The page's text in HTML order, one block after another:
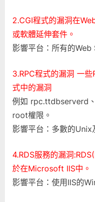
2.CGI程式的漏洞在
或軟體延伸套件。
影響平台：所有的Web
3.RPC程式的漏洞 一
式中的漏洞
例如 rpc.ttdbserverd
root權限。
影響平台：多數的Unix
4.RDS服務的漏洞
於在Microsoft IIS中。
影響平台：使用IIS的